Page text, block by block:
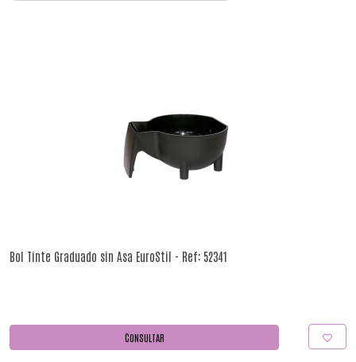
Bol Tinte Graduado sin Asa EuroStil - Ref: 52341
CONSULTAR